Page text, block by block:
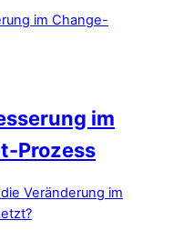
im
Prozess